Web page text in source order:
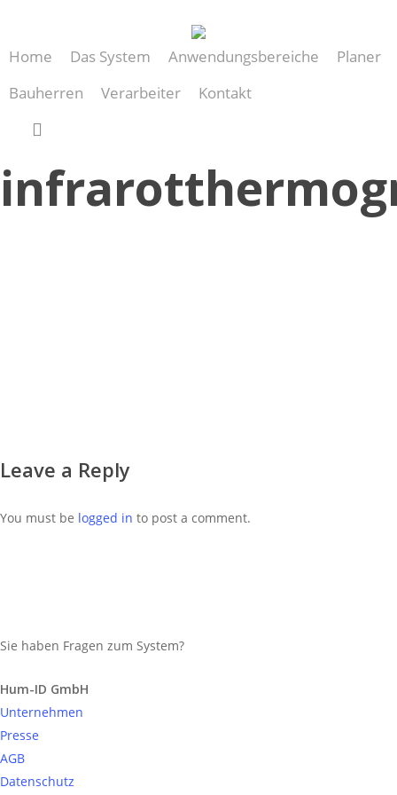
main
Home Das System Anwendungsbereiche
Planer
Bauherren
Verarbeiter Kontakt
Leave a Reply
You must be logged in to post a comment.
Sie haben Fragen zum System?
Hum-ID GmbH
Unternehmen
Presse
AGB
Datenschutz